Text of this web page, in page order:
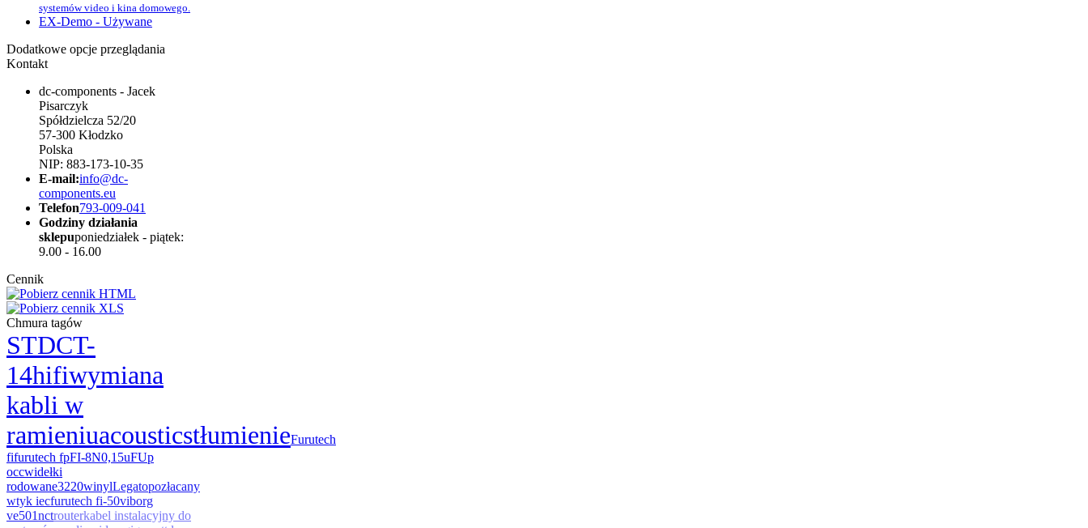
systemów video i kina domowego.
EX-Demo - Używane
Dodatkowe opcje przeglądania
Kontakt
dc-components - Jacek
Pisarczyk
Spółdzielcza 52/20
57-300 Kłodzko
Polska
NIP: 883-173-10-35
E-mail:info@dc-
components.eu
Telefon793-009-041
Godziny działania
sklepuponiedziałek - piątek:
9.00 - 16.00
Cennik
Chmura tagów
STDCT-
14hifiwymiana
kabli w
ramieniuacousticstłumienieFurutech
fifurutech fpFI-8N0,15uFUp
occwidełki
rodowane3220winylLegatopozłacany
wtyk iecfurutech fi-50viborg
ve501nctrouterkabel instalacyjny do